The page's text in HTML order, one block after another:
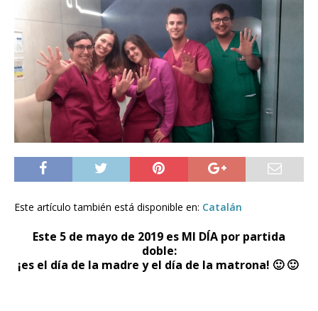
Este artículo también está disponible en: Catalán
Este 5 de mayo de 2019 es MI DÍA por partida
doble:
¡es el día de la madre y el día de la matrona! 🙂 🙂